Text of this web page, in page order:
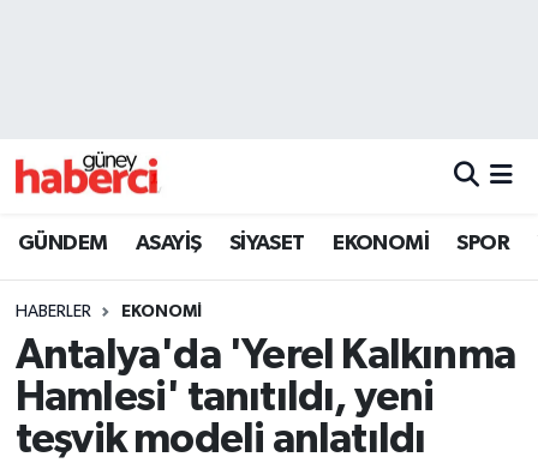
GÜNDEM ASAYİŞ SİYASET EKONOMİ SPOR
HABERLER EKONOMİ
Antalya'da 'Yerel Kalkınma
Hamlesi' tanıtıldı, yeni
teşvik modeli anlatıldı
Beyoğlu Trafik Yoğunluk Haritası
Son Dakika Haberleri
Haber Arşivi